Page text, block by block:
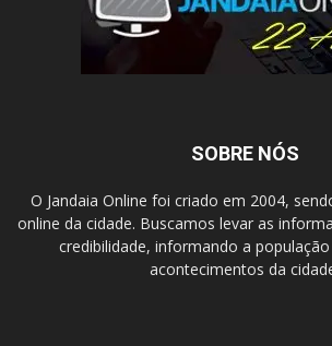
SOBRE NÓS
O Jandaia Online foi criado em 2004,
online da cidade. Buscamos levar as
credibilidade, informando a
acontecimentos da